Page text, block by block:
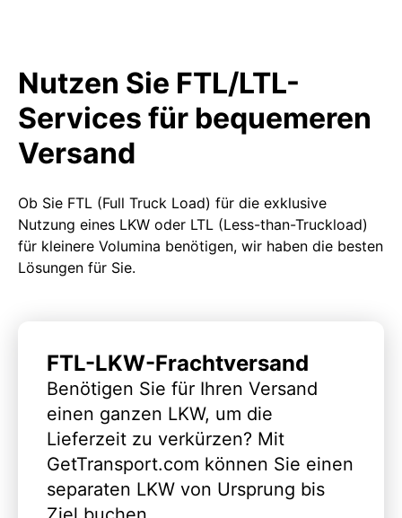
Nutzen Sie FTL/LTL-
Services für bequemeren
Versand
Ob Sie FTL (Full Truck Load) für die exklusive
Nutzung eines LKW oder LTL (Less-than-Truckload)
für kleinere Volumina benötigen, wir haben die besten
Lösungen für Sie.
FTL-LKW-Frachtversand
Benötigen Sie für Ihren Versand
einen ganzen LKW, um die
Lieferzeit zu verkürzen? Mit
GetTransport.com können Sie einen
separaten LKW von Ursprung bis